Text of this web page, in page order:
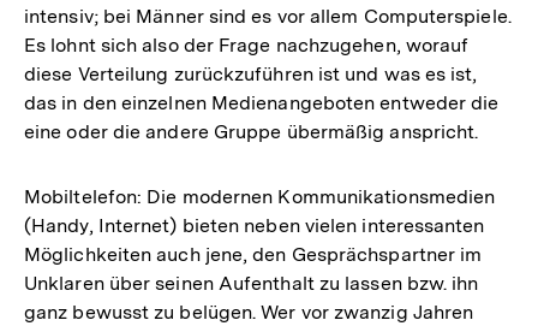
intensiv; bei Männer sind es vor allem Computerspiele.
Es lohnt sich also der Frage nachzugehen, worauf
diese Verteilung zurückzuführen ist und was es ist,
das in den einzelnen Medienangeboten entweder die
eine oder die andere Gruppe übermäßig anspricht.
Mobiltelefon: Die modernen Kommunikationsmedien
(Handy, Internet) bieten neben vielen interessanten
Möglichkeiten auch jene, den Gesprächspartner im
Unklaren über seinen Aufenthalt zu lassen bzw. ihn
ganz bewusst zu belügen. Wer vor zwanzig Jahren